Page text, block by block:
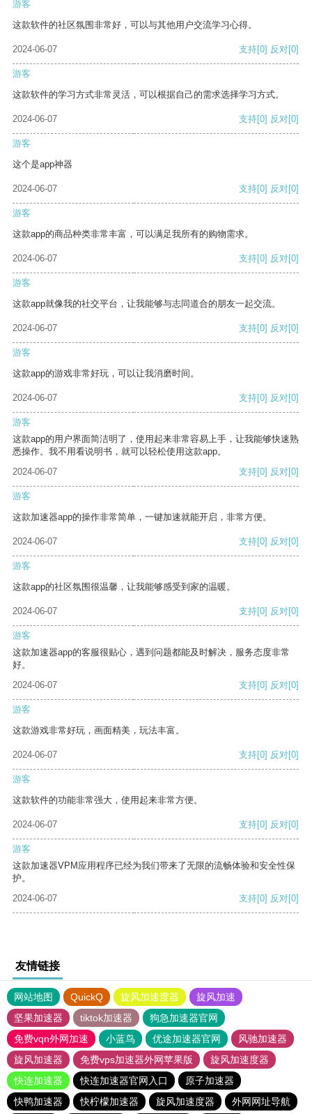
游客
这款软件的社区氛围非常好，可以与其他用户交流学习心得。
2024-06-07 支持[0] 反对[0]
游客
这款软件的学习方式非常灵活，可以根据自己的需求选择学习方式。
2024-06-07 支持[0] 反对[0]
游客
这个是app神器
2024-06-07 支持[0] 反对[0]
游客
这款app的商品种类非常丰富，可以满足我所有的购物需求。
2024-06-07 支持[0] 反对[0]
游客
这款app就像我的社交平台，让我能够与志同道合的朋友一起交流。
2024-06-07 支持[0] 反对[0]
游客
这款app的游戏非常好玩，可以让我消磨时间。
2024-06-07 支持[0] 反对[0]
游客
这款app的用户界面简洁明了，使用起来非常容易上手，让我能够快速熟
悉操作。我不用看说明书，就可以轻松使用这款app。
2024-06-07
支持[0] 反对[0]
游客
这款加速器app的操作非常简单，一键加速就能开启，非常方便。
2024-06-07 支持[0] 反对[0]
游客
这款app的社区氛围很温馨，让我能够感受到家的温暖。
2024-06-07 支持[0] 反对[0]
游客
这款加速器app的客服很贴心，遇到问题都能及时解决，服务态度非常
好。
2024-06-07
支持[0] 反对[0]
游客
这款游戏非常好玩，画面精美，玩法丰富。
2024-06-07 支持[0] 反对[0]
游客
这款软件的功能非常强大，使用起来非常方便。
2024-06-07 支持[0] 反对[0]
游客
这款加速器VPM应用程序已经为我们带来了无限的流畅体验和安全性保
护。
2024-06-07
支持[0] 反对[0]
友情链接
网站地图 QuickQ 旋风加速度器
旋风加速
坚果加速器
tiktok加速器
狗急加速器官网
免费vqn外网加速
小蓝鸟 优途加速器官网
风驰加速器
旋风加速器
免费vps加速器外网苹果版
旋风加速度器
快连加速器
快连加速器官网入口
原子加速器
快鸭加速器
快柠檬加速器 旋风加速度器 外网网址导航